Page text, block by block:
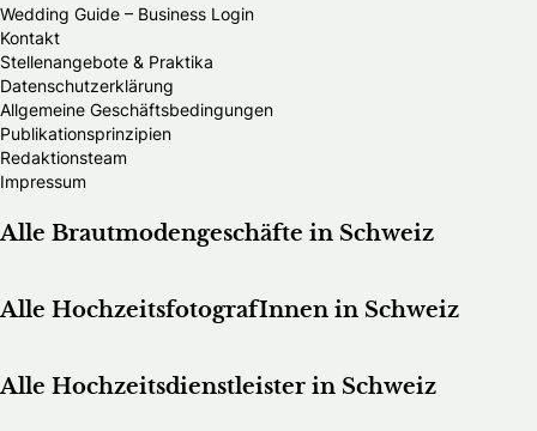
Wedding Guide – Business Login
Kontakt
Stellenangebote & Praktika
Datenschutzerklärung
Allgemeine Geschäftsbedingungen
Publikationsprinzipien
Redaktionsteam
Impressum
Alle Brautmodengeschäfte in Schweiz
Alle HochzeitsfotografInnen in Schweiz
Alle Hochzeitsdienstleister in Schweiz